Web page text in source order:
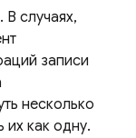
случаях,
записи
несколько
их как одну.